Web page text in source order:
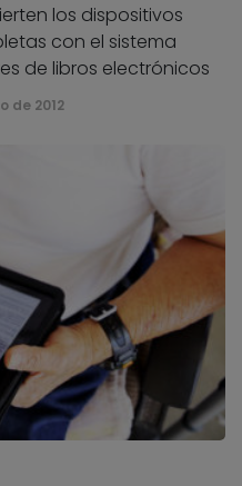
los dispositivos
con el sistema
de libros electrónicos
de 2012